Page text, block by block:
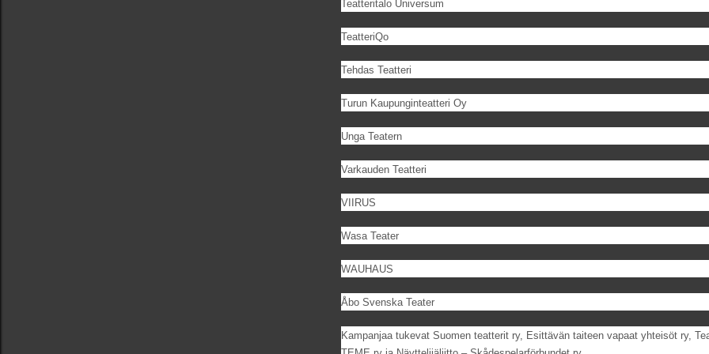
Teatteritalo Universum
TeatteriQo
Tehdas Teatteri
Turun Kaupunginteatteri Oy
Unga Teatern
Varkauden Teatteri
VIIRUS
Wasa Teater
WAUHAUS
Åbo Svenska Teater
Kampanjaa tukevat Suomen teatterit ry, Esittävän taiteen vapaat yhteisöt ry,